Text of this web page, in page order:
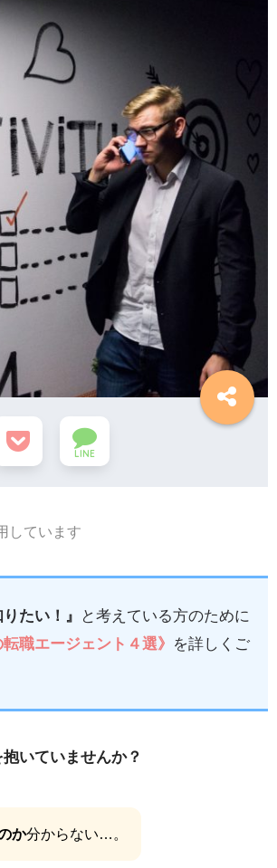
LINE
しています
たい！』
と考えている方のために
職エージェント４選》 を詳しくご
いていませんか？
か分からない…。